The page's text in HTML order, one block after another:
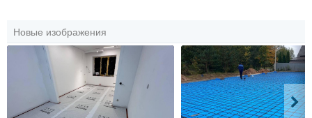
Новые изображения